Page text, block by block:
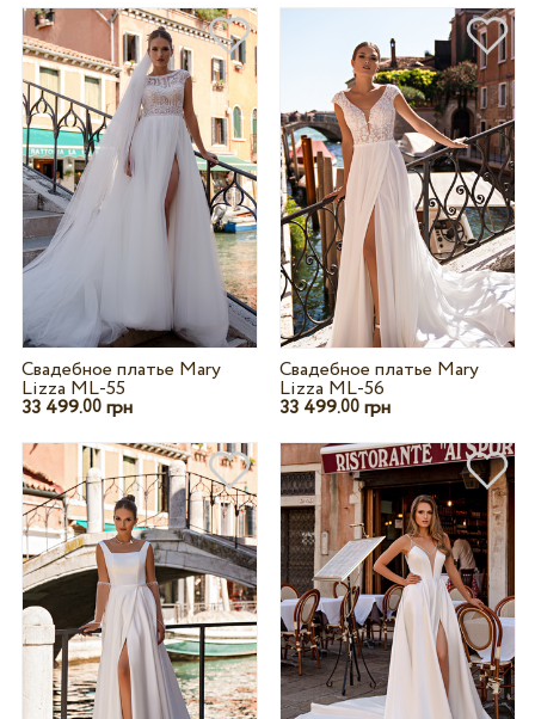
Свадебное платье Mary
Lizza ML-55
33 499.00грн
Свадебное платье Mary
Lizza ML-56
33 499.00 грн